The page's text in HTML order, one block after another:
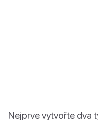
Nejprve vytvořte dva